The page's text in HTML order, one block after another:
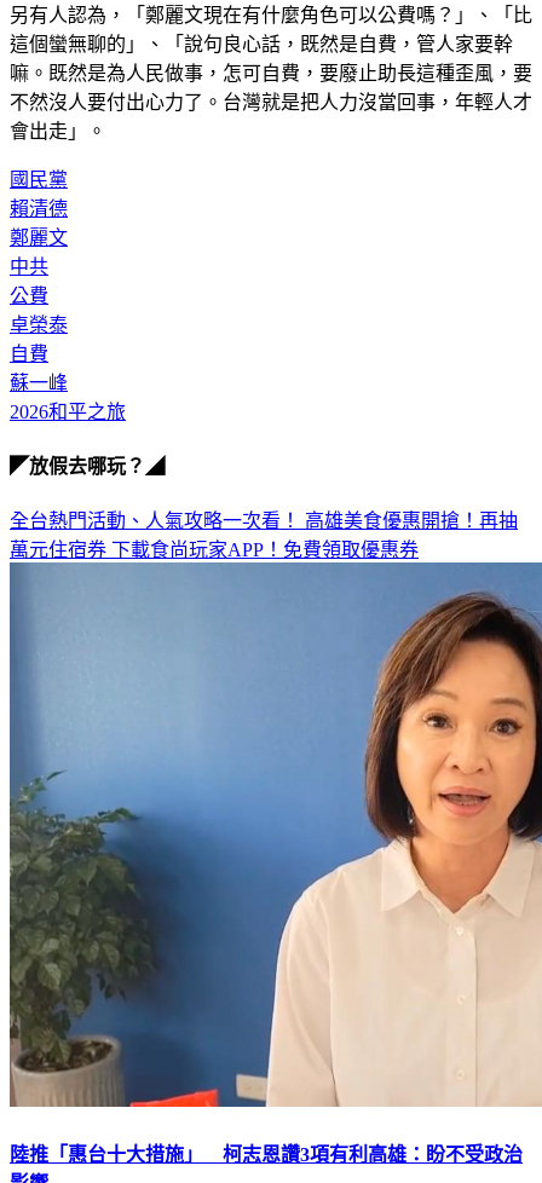
另有人認為，「鄭麗文現在有什麼角色可以公費嗎？」、「比
這個蠻無聊的」、「說句良心話，既然是自費，管人家要幹
嘛。既然是為人民做事，怎可自費，要廢止助長這種歪風，要
不然沒人要付出心力了。台灣就是把人力沒當回事，年輕人才
會出走」。
國民黨
賴清德
鄭麗文
中共
公費
卓榮泰
自費
蘇一峰
2026和平之旅
◤放假去哪玩？◢
全台熱門活動、人氣攻略一次看！ 高雄美食優惠開搶！再抽
萬元住宿券 下載食尚玩家APP！免費領取優惠券
陸推「惠台十大措施」 柯志恩讚3項有利高雄：盼不受政治